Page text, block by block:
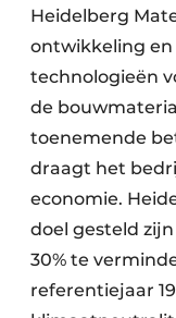
Heidelberg
ontwikkeling en
technologieën
de
toenemende
draagt het
economie.
doel gesteld
30% te
referentiejaar